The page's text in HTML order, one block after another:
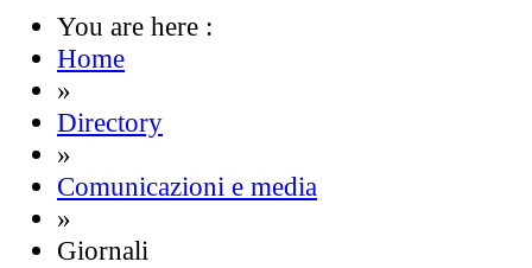
You are here :
Home
»
Directory
»
Comunicazioni e media
»
Giornali